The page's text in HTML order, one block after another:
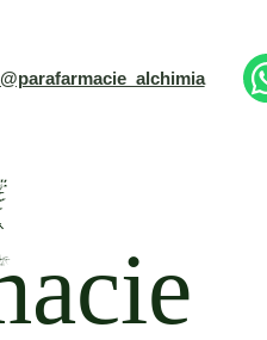
@parafarmacie_alchimia